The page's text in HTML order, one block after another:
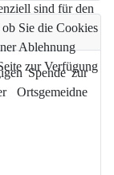
Spende zur
Ortsgemeidne
sind für den
Sie die Cookies
Ablehnung
zur Verfügung